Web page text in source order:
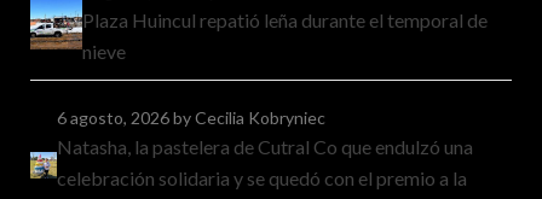
Plaza Huincul repatió leña durante el temporal de
nieve
6 agosto, 2026by Cecilia Kobryniec
Natasha, la pastelera de Cutral Co que endulzó una
celebración solidaria y se quedó con el premio a la